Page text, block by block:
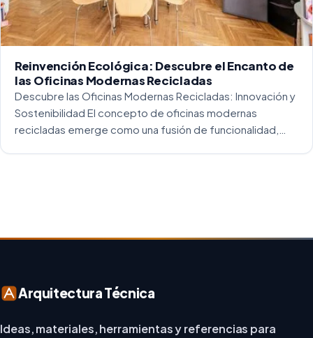
Reinvención Ecológica: Descubre el Encanto de
las Oficinas Modernas Recicladas
Descubre las Oficinas Modernas Recicladas: Innovación y
Sostenibilidad El concepto de oficinas modernas
recicladas emerge como una fusión de funcionalidad,
Arquitectura Técnica
Ideas, materiales, herramientas y referencias para